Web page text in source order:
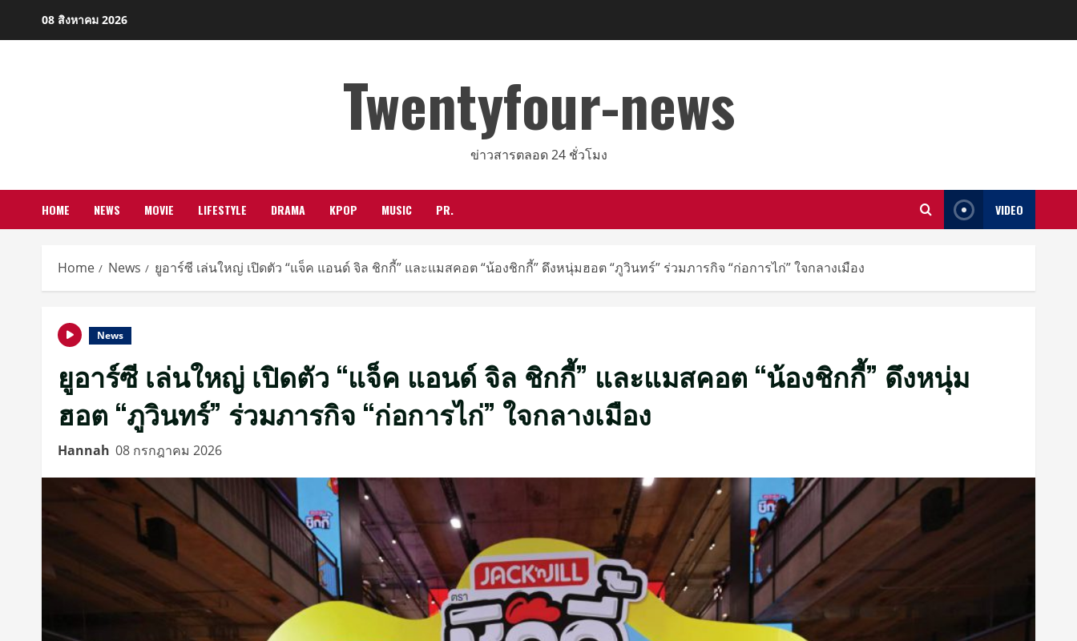
08 สิงหาคม 2026
Twentyfour-news
ข่าวสารตลอด 24 ชั่วโมง
HOME NEWS MOVIE LIFESTYLE DRAMA KPOP MUSIC PR. VIDEO
Home News ยูอาร์ซี เล่นใหญ่ เปิดตัว “แจ็ค แอนด์ จิล ชิกกี้” และแมสคอต “น้องชิกกี้” ดึงหนุ่มฮอต “ภูวินทร์” ร่วมภารกิจ “ก่อการไก่” ใจกลางเมือง
News
ยูอาร์ซี เล่นใหญ่ เปิดตัว “แจ็ค แอนด์ จิล ชิกกี้” และแมสคอต “น้องชิกกี้” ดึงหนุ่ม
ฮอต “ภูวินทร์” ร่วมภารกิจ “ก่อการไก่” ใจกลางเมือง
Hannah 08 กรกฎาคม 2026